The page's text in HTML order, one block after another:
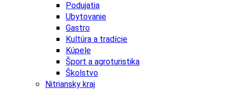
Podujatia
Ubytovanie
Gastro
Kultúra a tradície
Kúpele
Šport a agroturistika
Školstvo
Nitriansky kraj